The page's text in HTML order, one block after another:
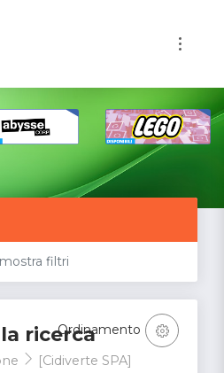
mostra filtri
ricerca
[Cidiverte SPA]
Ordinamento